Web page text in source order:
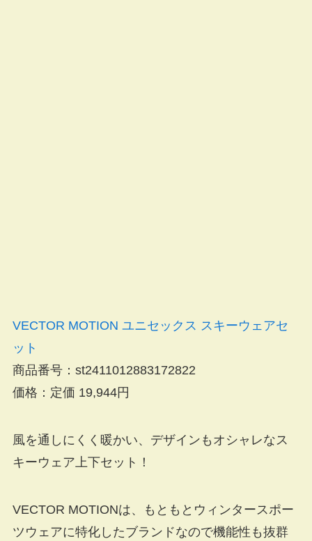
VECTOR MOTION ユニセックス スキーウェアセ
ット
商品番号：st2411012883172822
価格：定価 19,944円
風を通しにくく暖かい、デザインもオシャレなス
キーウェア上下セット！
VECTOR MOTIONは、もともとウィンタースポー
ツウェアに特化したブランドなので機能性も抜群